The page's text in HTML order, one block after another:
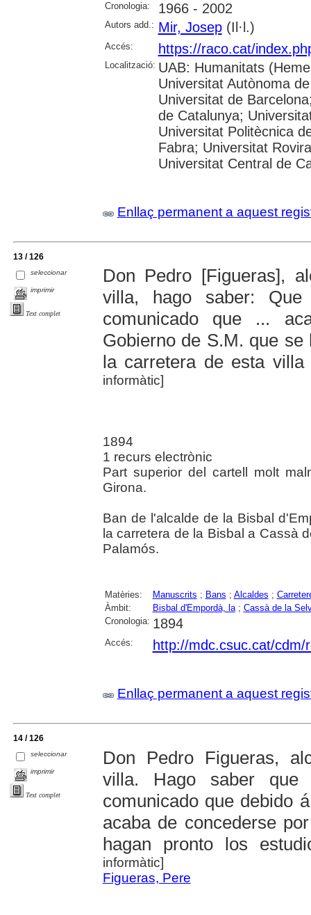
Cronologia:
1966 - 2002
Autors add.: Mir, Josep(Il·l.)
Accés: https://raco.cat/
Localització: UAB: Humanitats
Universitat Autònoma
Universitat de
de Catalunya;
Universitat Politècnica
Fabra; Universitat
Universitat Central de
Enllaç permanent a aquest
13 / 126
seleccionar
imprimir
Text complet
Don Pedro [Figueras],
villa, hago saber:
comunicado que ...
Gobierno de S.M. que
la carretera de esta
informàtic]
1894
1 recurs electrònic
Part superior del cartell molt
Girona.
Ban de l'alcalde de la Bisbal
la carretera de la Bisbal a Cassà
Palamós.
Matèries: Manuscrits ; Bans ; Alcaldes ;
Àmbit:
Bisbal d'Empordà, la; Cassà de la
Cronologia: 1894
Accés: http://mdc.csuc.cat/cdm/
Enllaç permanent a aquest
14 / 126
seleccionar
imprimir
Text complet
Don Pedro Figueras,
villa. Hago saber
comunicado que debido
acaba de concederse
hagan pronto los
informàtic]
Figueras, Pere